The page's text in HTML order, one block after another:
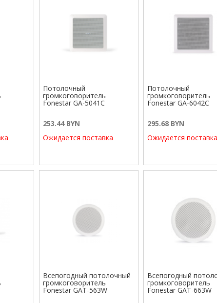
Потолочный
громкоговоритель
Fonestar GA-5041C
253.44 BYN
Ожидается поставка
Потолочный
громкоговоритель
Fonestar GA-6042C
295.68 BYN
Ожидается
Всепогодный потолочный
громкоговоритель
Fonestar GAT-563W
Всепогодный
громкоговоритель
Fonestar GAT-663W